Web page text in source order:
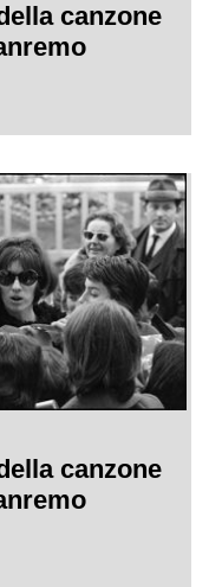
canzone
canzone